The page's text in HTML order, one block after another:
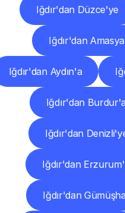
Iğdır'dan Düzce'ye
Iğdır'dan
Iğdır'dan Aydın'a
Iğdır'dan Burdur'a
Iğdır'dan
Iğdır'dan
Iğdır'dan